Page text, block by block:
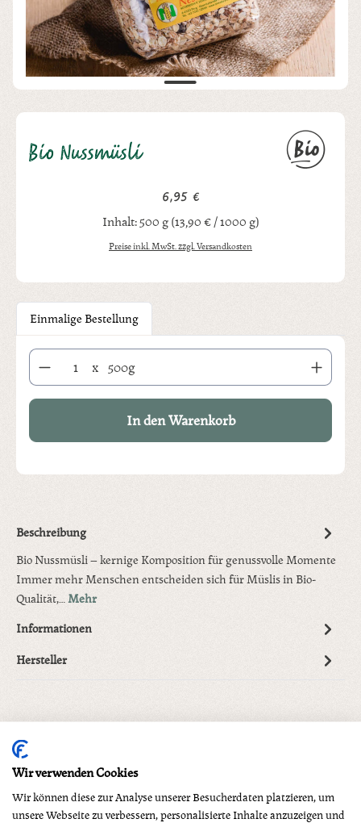
Wir verwenden Cookies
Wir können diese zur Analyse unserer Besucherdaten platzieren, um
unsere Webseite zu verbessern, personalisierte Inhalte anzuzeigen und
Bio Nussmüsli
Regulärer Preis:
6,95 €
Inhalt:500 g(13,90 € / 1000 g)
Preise inkl. MwSt. zzgl. Versandkosten
Einmalige Bestellung
Produkt Anzahl: Gib den gewünschten Wert ein oder benutze die
x 500g
In den Warenkorb
Beschreibung
Bio Nussmüsli – kernige Komposition für genussvolle Momente
Immer mehr Menschen entscheiden sich für Müslis in Bio-
Qualität,…Mehr
Informationen
Hersteller
Produktgalerie überspringen
Dazu empfehlen wir